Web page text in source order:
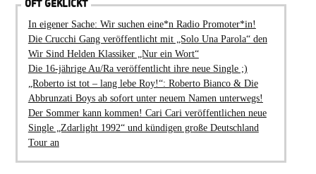
OFT GEKLICKT
In eigener Sache: Wir suchen eine*n Radio Promoter*in!
Die Crucchi Gang veröffentlicht mit „Solo Una Parola“ den
Wir Sind Helden Klassiker „Nur ein Wort“
Die 16-jährige Au/Ra veröffentlicht ihre neue Single ;)
„Roberto ist tot – lang lebe Roy!“: Roberto Bianco & Die
Abbrunzati Boys ab sofort unter neuem Namen unterwegs!
Der Sommer kann kommen! Cari Cari veröffentlichen neue
Single „Zdarlight 1992“ und kündigen große Deutschland
Tour an